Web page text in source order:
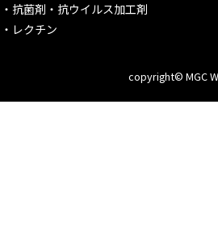
抗菌剤・抗ウイルス加工剤
レクチン
copyright© MGC